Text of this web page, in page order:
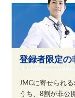
登録者限定の
JMCに寄せられ
うち、8割が非公